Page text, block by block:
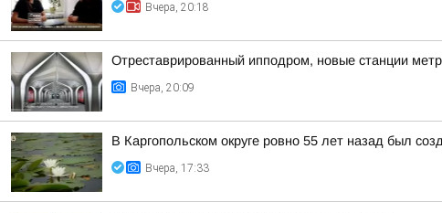
Вчера, 20:18
Отреставрированный ипподром, новые станции
Вчера, 20:09
В Каргопольском округе ровно 55 лет назад был
Вчера, 17:33